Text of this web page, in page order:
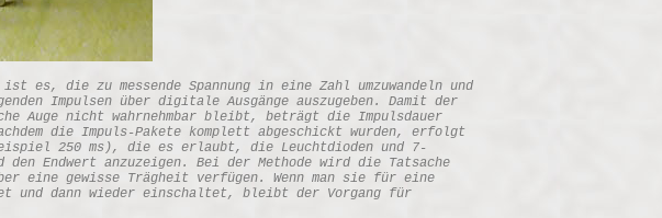
es, die zu messende Spannung in eine Zahl umzuwandeln und
Impulsen über digitale Ausgänge auszugeben. Damit der
Auge nicht wahrnehmbar bleibt, beträgt die Impulsdauer
die Impuls-Pakete komplett abgeschickt wurden, erfolgt
250 ms), die es erlaubt, die Leuchtdioden und 7-
den Endwert anzuzeigen. Bei der Methode wird die Tatsache
eine gewisse Trägheit verfügen. Wenn man sie für eine
und dann wieder einschaltet, bleibt der Vorgang für